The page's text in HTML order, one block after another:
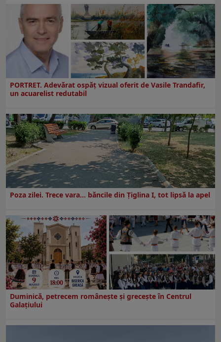
PORTRET. Adevărat ospăț vizual oferit de Vasile Trandafir,
un acuarelist redutabil
Poza zilei. Trece vara… băncile din Ţiglina I, tot lipsă la apel
Duminică, petrecem româneşte şi greceşte în Centrul
Galaţiului